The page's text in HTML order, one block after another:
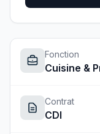
Fonction
Cuisine &
Contrat
CDI